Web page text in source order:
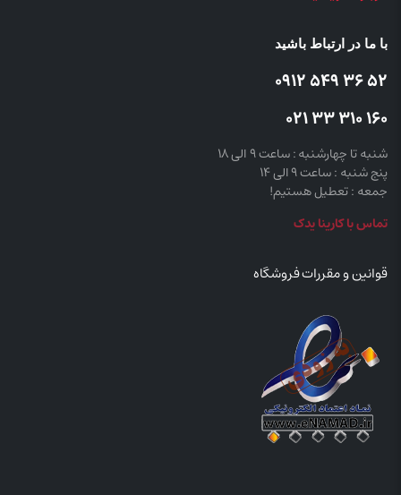
با ما در ارتباط باشید
52 36 549 0912
160 310 33 021
شنبه تا چهارشنبه : ساعت 9 الی 18
پنج شنبه : ساعت 9 الی 14
جمعه : تعطیل هستیم!
تماس با کارینا یدک
قوانین و مقررات فروشگاه